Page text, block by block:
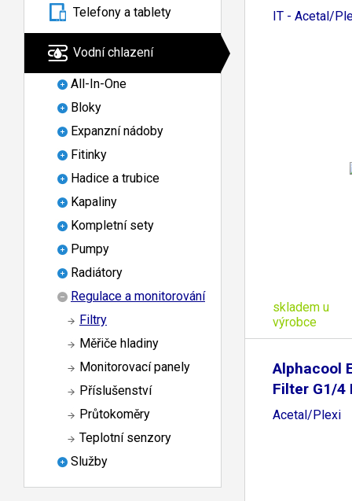
Telefony a tablety
Vodní chlazení
All-In-One
Bloky
Expanzní nádoby
Fitinky
Hadice a trubice
Kapaliny
Kompletní sety
Pumpy
Radiátory
Regulace a monitorování
Filtry
Měřiče hladiny
Monitorovací panely
Příslušenství
Průtokoměry
Teplotní senzory
Služby
IT - Acetal/
skladem u
výrobce
Alphacool
Filter G1/4
Acetal/Plexi